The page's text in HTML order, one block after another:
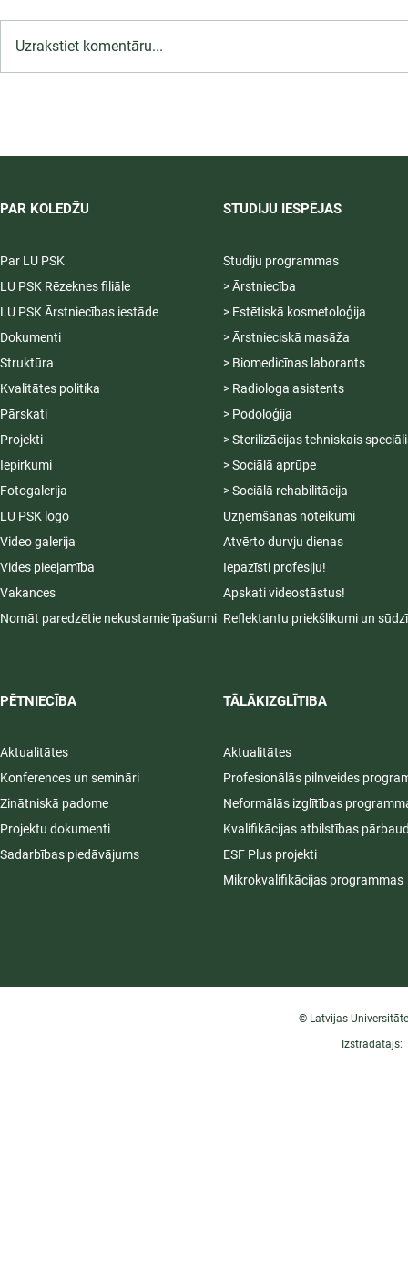
Uzrakstiet komentāru...
PAR KOLEDŽU
Par LU PSK
LU PSK Rēzeknes filiāle
LU PSK Ārstniecības iestāde
Dokumenti
Struktūra
Kvalitātes politika
Pārskati
Projekti
Iepirkumi
Fotogalerija
LU PSK logo
Video galerija
Vides pieejamība
Vakances
Nomāt paredzētie nekustamie īpašumi
PĒTNIECĪBA
Aktualitātes
Konferences un semināri
Zinātniskā padome
Projektu dokumenti
Sadarbības piedāvājums
STUDIJU IESPĒJAS
Studiju programmas
> Ārstniecība
> Estētiskā kosmetoloģija
> Ārstnieciskā masāža
> Biomedicīnas laborants
> Radiologa asistents
> Podoloģija
> Sterilizācijas tehniskais
> Sociālā aprūpe
> Sociālā rehabilitācija
Uzņemšanas noteikumi
Atvērto durvju dienas
Iepazīsti profesiju!
Apskati videostāstus!
Reflektantu priekšlikumi un
TĀLĀKIZGLĪTIBA
Aktualitātes
Profesionālās pilnveides
Neformālās izglītības
Kvalifikācijas atbilstības
ESF Plus projekti
Mikrokvalifikācijas programmas
© Latvijas
Izstrādātājs: